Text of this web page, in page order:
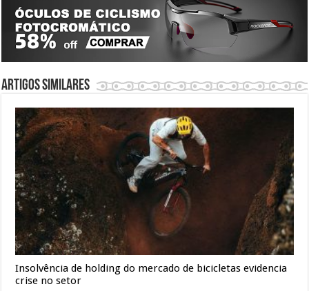
Artigos similares
Insolvência de holding do mercado de bicicletas evidencia
crise no setor